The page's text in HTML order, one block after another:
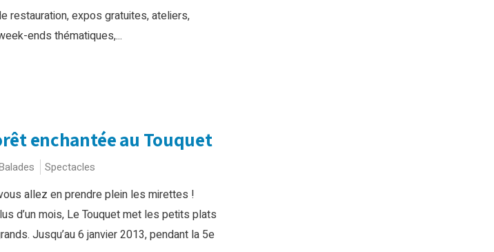
restauration, expos gratuites, ateliers,
ends thématiques,...
enchantée au Touquet
Spectacles
allez en prendre plein les mirettes !
d’un mois, Le Touquet met les petits plats
Jusqu’au 6 janvier 2013, pendant la 5e